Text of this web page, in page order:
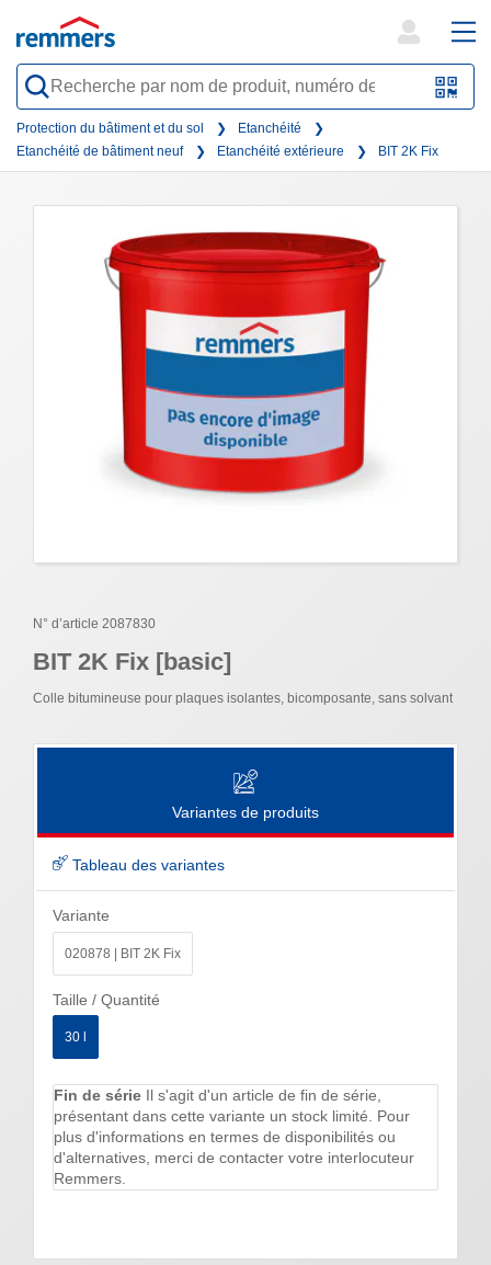
QR-
oder
search
form
Protection du bâtiment et du sol
Etanchéité
Etanchéité de bâtiment neuf
Etanchéité extérieure BIT 2K Fix
N° d’article 2087830
BIT 2K Fix [basic]
Colle bitumineuse pour plaques isolantes, bicomposante, sans solvant
Variantes de produits
Tableau des variantes
Variante
020878 | BIT 2K Fix
Taille / Quantité
30 l
Fin de série Il s'agit d'un article de fin de série,
présentant dans cette variante un stock limité. Pour
plus d'informations en termes de disponibilités ou
d'alternatives, merci de contacter votre interlocuteur
Remmers.